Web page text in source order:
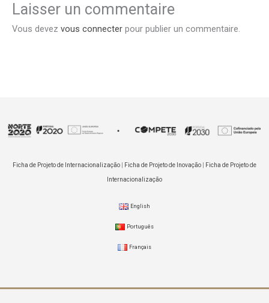
Laisser un commentaire
Vous devez vous connecter pour publier un commentaire.
Ficha de Projeto de Internacionalização Ficha de Projeto de Inovação Ficha de Projeto de
Internacionalização
English
Português
Français